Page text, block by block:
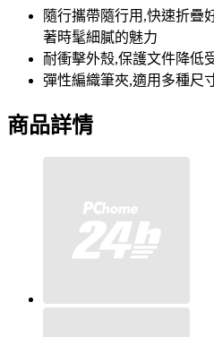
隨行攜帶隨行用,快速折疊
著時髦細膩的魅力
耐衝擊外殼,保護文件降低
彈性編織筆夾,適用多種尺
商品詳情